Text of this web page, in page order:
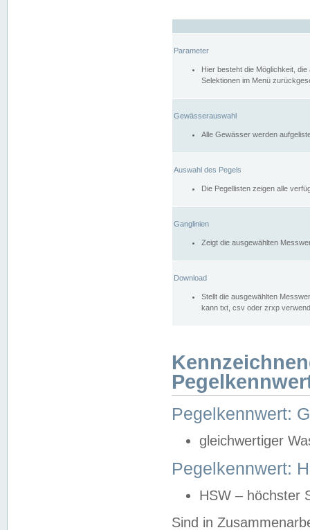
Parameter
Hier besteht die Möglichkeit,
Selektionen im Menü
Gewässerauswahl
Alle Gewässer werden
Auswahl des Pegels
Die Pegellisten zeigen alle
Ganglinien
Zeigt die ausgewählten
Download
Stellt die ausgewählten
kann txt, csv oder zrxp
Pegelkennwert:
gleichwertiger
Pegelkennwert:
HSW – höchster
Sind in